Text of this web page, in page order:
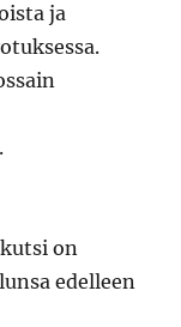
ja
on
edelleen